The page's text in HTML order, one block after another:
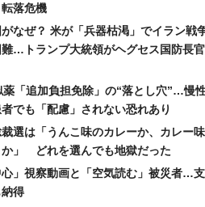
落危機
なぜ？ 米が「兵器枯渇」でイラン戦
難…トランプ大統領がヘグセス国防長官
薬「追加負担免除」の“落とし穴”…慢
でも「配慮」されない恐れあり
裁選は「うんこ味のカレーか、カレー味
か」 どれを選んでも地獄だった
心」視察動画と「空気読む」被災者…支
得